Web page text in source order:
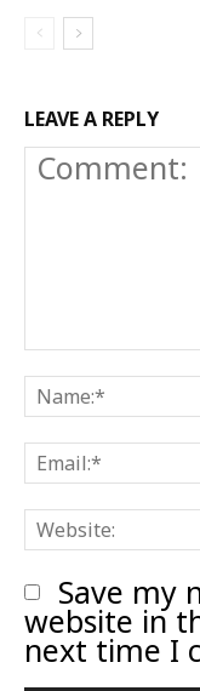
LEAVE A REPLY
Comment:
Save my
website in
next time I